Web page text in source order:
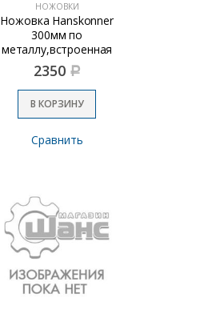
НОЖОВКИ
Ножовка Hanskonner
300мм по
металлу,встроенная
ножовка по дереву
2350 Р
В КОРЗИНУ
Сравнить